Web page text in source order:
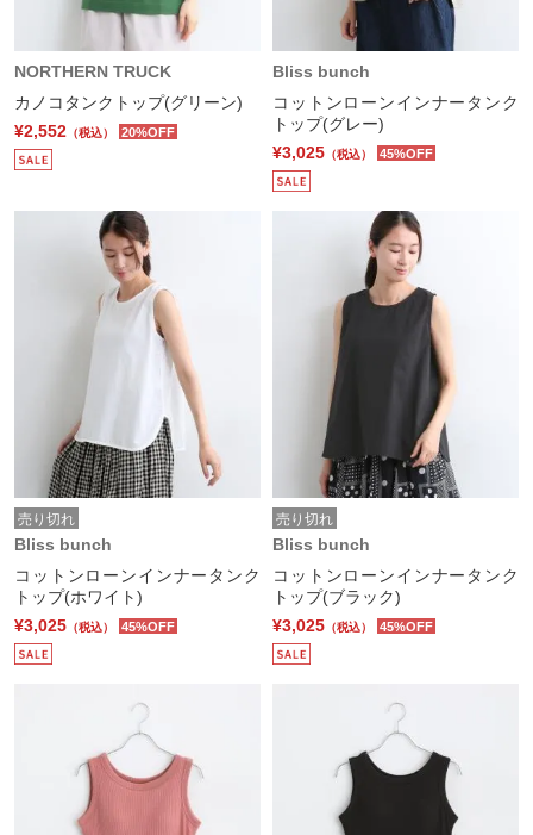
NORTHERN TRUCK
カノコタンクトップ(グリーン)
¥2,552 （税込） 20%OFF
Bliss bunch
コットンローンインナータンク
トップ(グレー)
¥3,025 （税込） 45%OFF
売り切れ
Bliss bunch
コットンローンインナータンク
トップ(ホワイト)
¥3,025 （税込） 45%OFF
売り切れ
Bliss bunch
コットンローンインナータンク
トップ(ブラック)
¥3,025 （税込） 45%OFF